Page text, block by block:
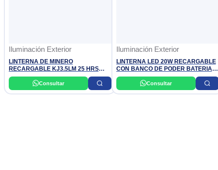
Iluminación Exterior
LINTERNA DE MINERO
RECARGABLE KJ3.5LM 25 HRS
1LED ALTA Y 6 LED BAJA OPALUX
Consultar
Iluminación Exterior
LINTERNA LED 20W RECARGABLE
CON BANCO DE PODER BATERIA
4V 7AMP. ALCANCE 280 MTS (1600
LUMINES) OPALUX
Consultar